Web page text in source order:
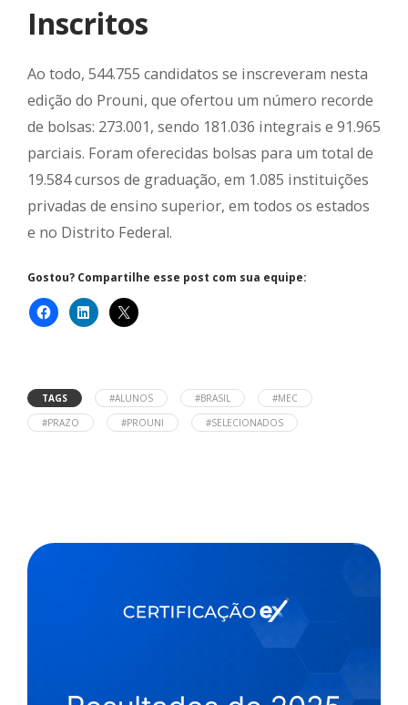
Inscritos
Ao todo, 544.755 candidatos se inscreveram nesta
edição do Prouni, que ofertou um número recorde
de bolsas: 273.001, sendo 181.036 integrais e 91.965
parciais. Foram oferecidas bolsas para um total de
19.584 cursos de graduação, em 1.085 instituições
privadas de ensino superior, em todos os estados
e no Distrito Federal.
Gostou? Compartilhe esse post com sua equipe:
TAGS #ALUNOS #BRASIL
#MEC
#PRAZO
#PROUNI #SELECIONADOS